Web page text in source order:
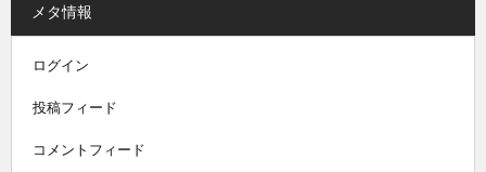
メタ情報
ログイン
投稿フィード
コメントフィード